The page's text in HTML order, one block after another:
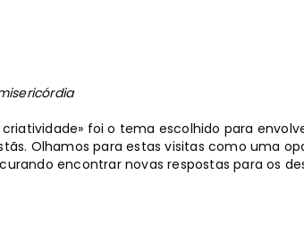
foi o tema escolhido para
Olhamos para estas visitas como uma
encontrar novas respostas para os